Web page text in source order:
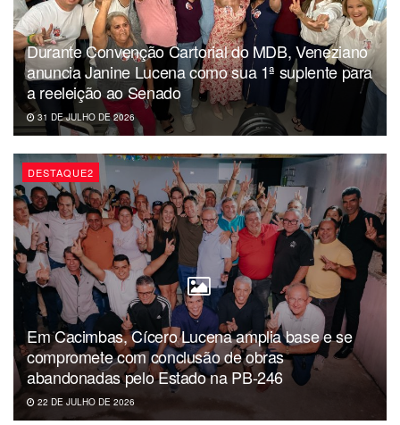
Durante Convenção Cartorial do MDB, Veneziano
anuncia Janine Lucena como sua 1ª suplente para
a reeleição ao Senado
31 DE JULHO DE 2026
DESTAQUE2
Em Cacimbas, Cícero Lucena amplia base e se
compromete com conclusão de obras
abandonadas pelo Estado na PB-246
22 DE JULHO DE 2026